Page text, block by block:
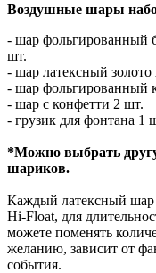
Воздушные шары
- шар фольгированный
шт.
- шар латексный
- шар фольгированный
- шар с конфетти 2 шт.
- грузик для фонтана 1
*Можно выбрать
шариков.
Каждый латексный шар
Hi-Float, для
можете поменять
желанию, зависит от
события.